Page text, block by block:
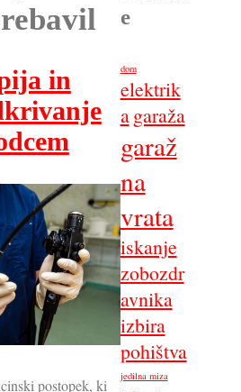
in
postopek, ki
e
dom
elektrik
agaraža
garaž
na
vrata
iskanje
zobozdr
avnika
izbira
pohištva
jedilna miza